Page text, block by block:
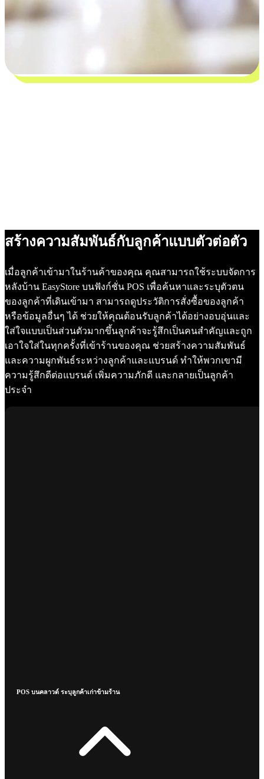
สร้างความสัมพันธ์กับลูกค้าแบบตัวต่อตัว
เมื่อลูกค้าเข้ามาในร้านค้าของคุณ คุณสามารถใช้ระบบจัดการ
หลังบ้าน EasyStore บนฟังก์ชั่น POS เพื่อค้นหาและระบุตัวตน
ของลูกค้าที่เดินเข้ามา สามารถดูประวัติการสั่งซื้อของลูกค้า
หรือข้อมูลอื่นๆ ได้ ช่วยให้คุณต้อนรับลูกค้าได้อย่างอบอุ่นและ
ใส่ใจแบบเป็นส่วนตัวมากขึ้นลูกค้าจะรู้สึกเป็นคนสำคัญและถูก
เอาใจใส่ในทุกครั้งที่เข้าร้านของคุณ ช่วยสร้างความสัมพันธ์
และความผูกพันธ์ระหว่างลูกค้าและแบรนด์ ทำให้พวกเขามี
ความรู้สึกดีต่อแบรนด์ เพิ่มความภักดี และกลายเป็นลูกค้า
ประจำ
POS บนคลาวด์ ระบุลูกค้าเก่าข้ามร้าน